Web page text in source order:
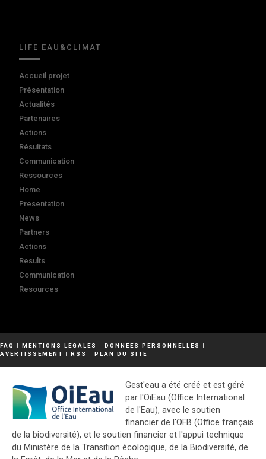
LIFE EAU&CLIMAT
Accueil projet
Présentation
Actualités
Partenaires
Actions
Résultats
Communication
Ressources
Home
Presentation
News
Partners
Actions
Results
Communication
Resources
FAQ | MENTIONS LÉGALES | DONNÉES PERSONNELLES
|
AVERTISSEMENT | RSS | PLAN DU SITE
Gest'eau a été créé et est géré
par l'OiEau (Office International
de l'Eau), avec le soutien
financier de l'OFB (Office français
de la biodiversité), et le soutien financier et l'appui technique
du Ministère de la Transition écologique, de la Biodiversité, de